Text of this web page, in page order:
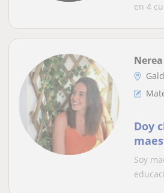
en 4
Nerea
Doy
Soy